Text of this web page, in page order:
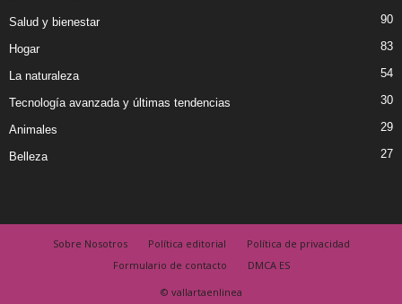
Salud y bienestar 90
Hogar 83
La naturaleza 54
Tecnología avanzada y últimas tendencias 30
Animales 29
Belleza 27
Sobre Nosotros Política editorial
Política de privacidad
Formulario de contacto
DMCA ES
© vallartaenlinea